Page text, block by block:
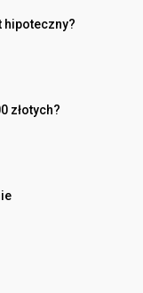
hipoteczny?
złotych?